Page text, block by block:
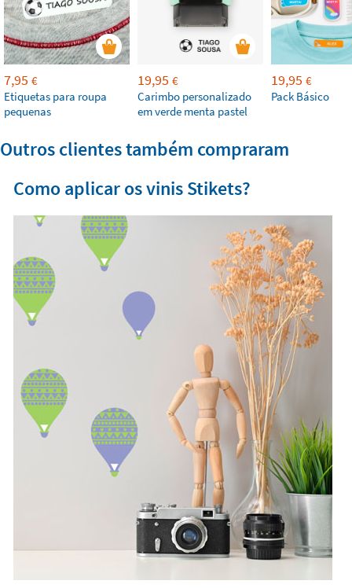
7,95 €
Etiquetas para roupa
pequenas
19,95 €
Carimbo personalizado
em verde menta pastel
19,95 €
Pack Básico
Outros clientes também compraram
Como aplicar os vinis Stikets?